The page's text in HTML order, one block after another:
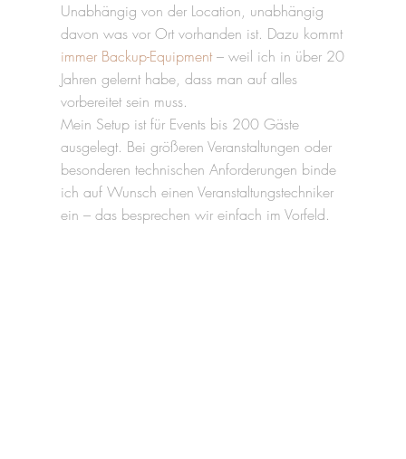
Unabhängig von der Location, unabhängig
davon was vor Ort vorhanden ist. Dazu kommt
immer Backup-Equipment– weil ich in über 20
Jahren gelernt habe, dass man auf alles
vorbereitet sein muss.
Mein Setup ist für Events bis 200 Gäste
ausgelegt. Bei größeren Veranstaltungen oder
besonderen technischen Anforderungen binde
ich auf Wunsch einen Veranstaltungstechniker
ein – das besprechen wir einfach im Vorfeld.